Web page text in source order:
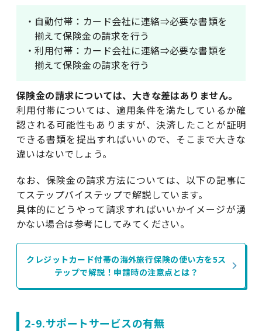
・自動付帯：カード会社に連絡⇒必要な書類を
揃えて保険金の請求を行う
・利用付帯：カード会社に連絡⇒必要な書類を
揃えて保険金の請求を行う
保険金の請求については、大きな差はありません。
利用付帯については、適用条件を満たしているか確
認される可能性もありますが、決済したことが証明
できる書類を提出すればいいので、そこまで大きな
違いはないでしょう。
なお、保険金の請求方法については、以下の記事に
てステップバイステップで解説しています。
具体的にどうやって請求すればいいかイメージが湧
かない場合は参考にしてみてください。
クレジットカード付帯の海外旅行保険の使い方を5ス
テップで解説！申請時の注意点とは？
2-9.サポートサービスの有無